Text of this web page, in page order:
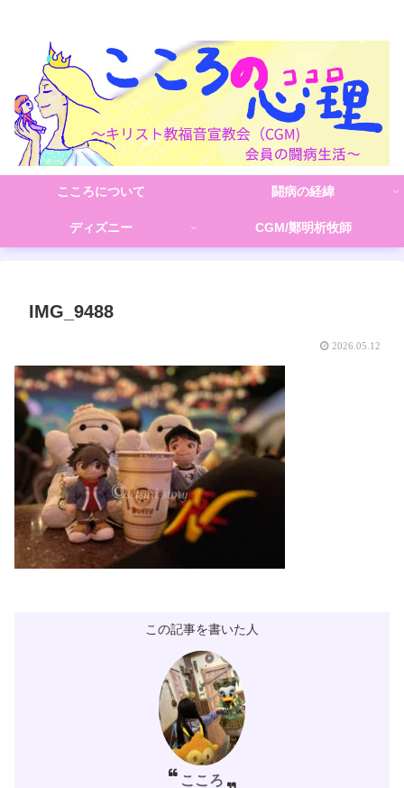
こころについて 闘病の経緯
ディズニー CGM/鄭明析牧師
IMG_9488
2026.05.12
この記事を書いた人
こころ